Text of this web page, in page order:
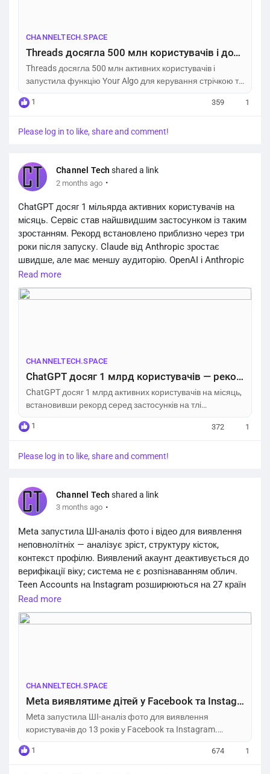
CHANNELTECH.SPACE
Threads досягла 500 млн користувачів і додала Your Algo – Channel Tech
Threads досягла 500 млн активних користувачів і
запустила функцію Your Algo для керування стрічкою та
нові інструменти спільнот.
1 359 1
Please log in to like, share and comment!
Channel Tech shared a link
2 months ago ·
ChatGPT досяг 1 мільярда активних користувачів на
місяць. Сервіс став найшвидшим застосунком із таким
зростанням. Рекорд встановлено приблизно через три
роки після запуску. Claude від Anthropic зростає
швидше, але має меншу аудиторію. OpenAI і Anthropic
готуються до можливих IPO.
https://channeltech.space/ai/chatgpt-1-billion-users/
Read more
CHANNELTECH.SPACE
ChatGPT досяг 1 млрд користувачів — рекорд зростання – Channel Tech
ChatGPT досяг 1 млрд активних користувачів на місяць,
встановивши рекорд серед застосунків на тлі
конкуренції з Anthropic.
1 372 1
Please log in to like, share and comment!
Channel Tech shared a link
3 months ago ·
Meta запустила ШІ-аналіз фото і відео для виявлення
неповнолітніх — аналізує зріст, структуру кісток,
контекст профілю. Виявлений акаунт деактивується до
верифікації віку; система не є розпізнаванням облич.
Teen Accounts на Instagram розширюються на 27 країн
ЄС і Бразилію; вперше запускаються на Facebook у
США. Анонс відбувся після штрафу $375 млн від суду
Нью-Мексико за небезпеку платформ для дітей.
Read more
CHANNELTECH.SPACE
Meta виявлятиме дітей у Facebook та Instagram за допомогою ШІ – Channel Tech
Meta запустила ШІ-аналіз фото для виявлення
користувачів до 13 років у Facebook та Instagram.
Акаунти деактивуються; Teen Accounts розширюються
на ЄС і Бразилію.
1 674 1